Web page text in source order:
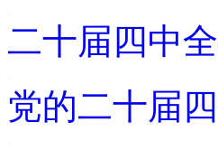
二十届四中
党的二十届